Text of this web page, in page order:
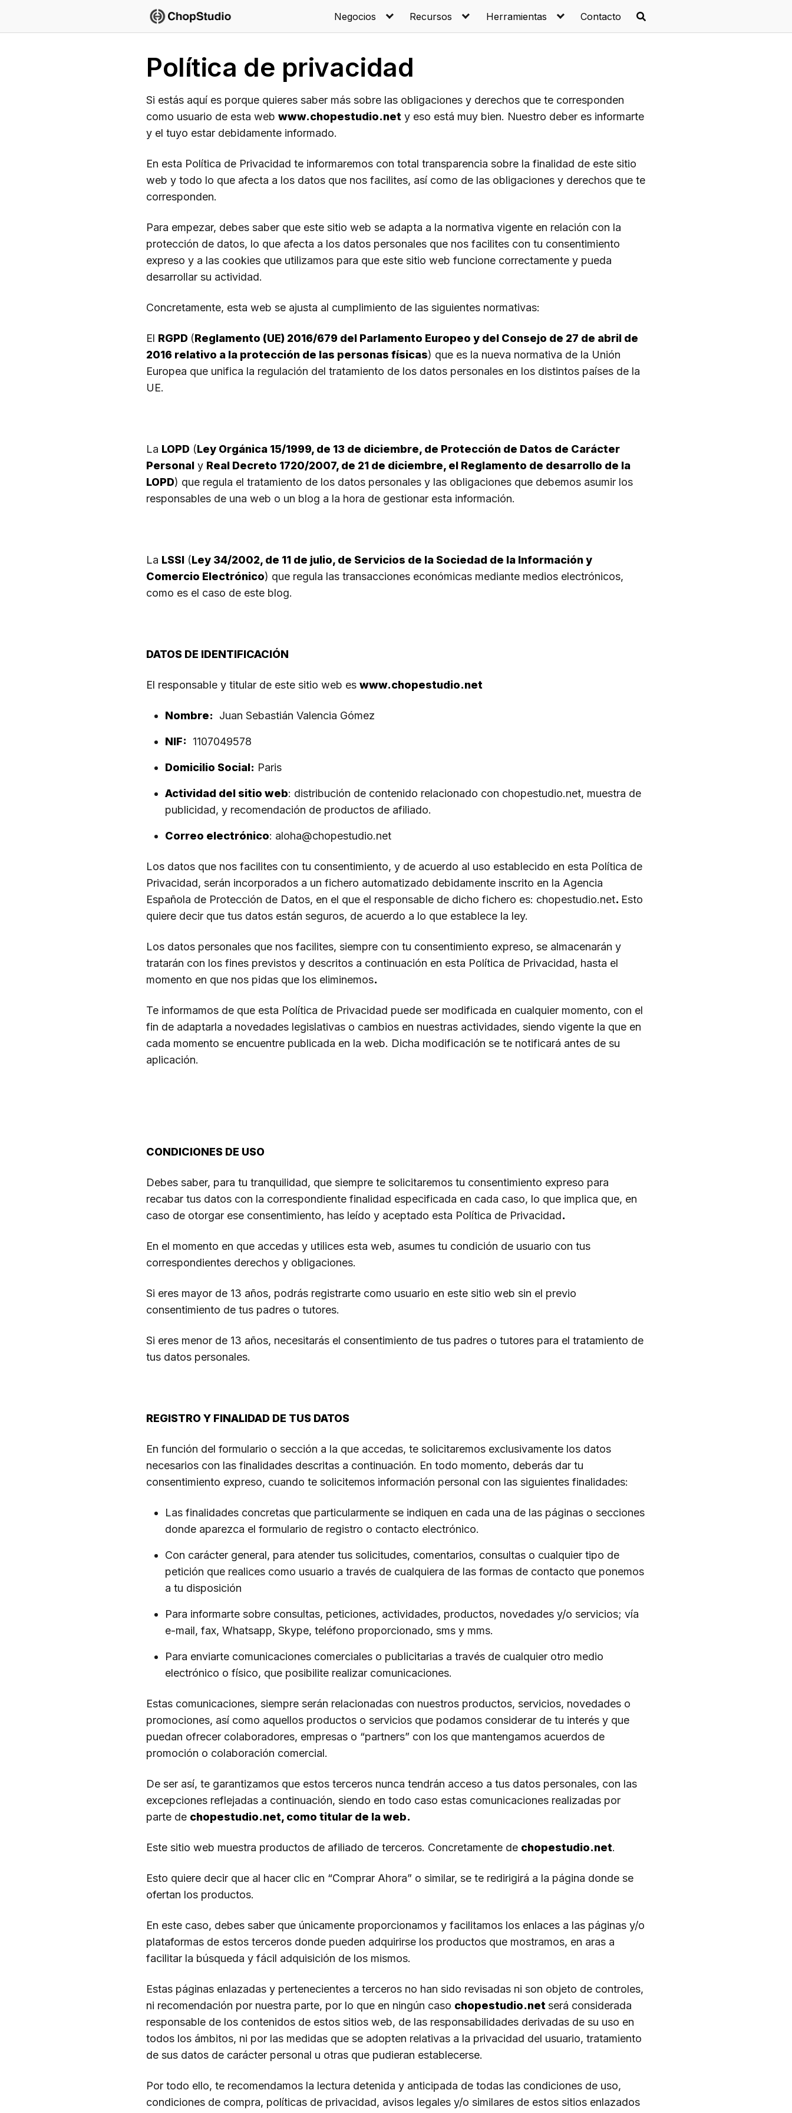
contenido
Negocios Recursos Herramientas Contacto
Política de privacidad
Si estás aquí es porque quieres saber más sobre las obligaciones y derechos que te corresponden
como usuario de esta web www.chopestudio.net y eso está muy bien. Nuestro deber es informarte
y el tuyo estar debidamente informado.
En esta Política de Privacidad te informaremos con total transparencia sobre la finalidad de este sitio
web y todo lo que afecta a los datos que nos facilites, así como de las obligaciones y derechos que te
corresponden.
Para empezar, debes saber que este sitio web se adapta a la normativa vigente en relación con la
protección de datos, lo que afecta a los datos personales que nos facilites con tu consentimiento
expreso y a las cookies que utilizamos para que este sitio web funcione correctamente y pueda
desarrollar su actividad.
Concretamente, esta web se ajusta al cumplimiento de las siguientes normativas:
El RGPD (Reglamento (UE) 2016/679 del Parlamento Europeo y del Consejo de 27 de abril de
2016 relativo a la protección de las personas físicas) que es la nueva normativa de la Unión
Europea que unifica la regulación del tratamiento de los datos personales en los distintos países de la
UE.
La LOPD (Ley Orgánica 15/1999, de 13 de diciembre, de Protección de Datos de Carácter
Personal y Real Decreto 1720/2007, de 21 de diciembre, el Reglamento de desarrollo de la
LOPD) que regula el tratamiento de los datos personales y las obligaciones que debemos asumir los
responsables de una web o un blog a la hora de gestionar esta información.
La LSSI (Ley 34/2002, de 11 de julio, de Servicios de la Sociedad de la Información y
Comercio Electrónico) que regula las transacciones económicas mediante medios electrónicos,
como es el caso de este blog.
DATOS DE IDENTIFICACIÓN
El responsable y titular de este sitio web es www.chopestudio.net
Nombre: Juan Sebastián Valencia Gómez
NIF: 1107049578
Domicilio Social: Paris
Actividad del sitio web: distribución de contenido relacionado con chopestudio.net, muestra de
publicidad, y recomendación de productos de afiliado.
Correo electrónico: aloha@chopestudio.net
Los datos que nos facilites con tu consentimiento, y de acuerdo al uso establecido en esta Política de
Privacidad, serán incorporados a un fichero automatizado debidamente inscrito en la Agencia
Española de Protección de Datos, en el que el responsable de dicho fichero es: chopestudio.net. Esto
quiere decir que tus datos están seguros, de acuerdo a lo que establece la ley.
Los datos personales que nos facilites, siempre con tu consentimiento expreso, se almacenarán y
tratarán con los fines previstos y descritos a continuación en esta Política de Privacidad, hasta el
momento en que nos pidas que los eliminemos.
Te informamos de que esta Política de Privacidad puede ser modificada en cualquier momento, con el
fin de adaptarla a novedades legislativas o cambios en nuestras actividades, siendo vigente la que en
cada momento se encuentre publicada en la web. Dicha modificación se te notificará antes de su
aplicación.
CONDICIONES DE USO
Debes saber, para tu tranquilidad, que siempre te solicitaremos tu consentimiento expreso para
recabar tus datos con la correspondiente finalidad especificada en cada caso, lo que implica que, en
caso de otorgar ese consentimiento, has leído y aceptado esta Política de Privacidad.
En el momento en que accedas y utilices esta web, asumes tu condición de usuario con tus
correspondientes derechos y obligaciones.
Si eres mayor de 13 años, podrás registrarte como usuario en este sitio web sin el previo
consentimiento de tus padres o tutores.
Si eres menor de 13 años, necesitarás el consentimiento de tus padres o tutores para el tratamiento de
tus datos personales.
REGISTRO Y FINALIDAD DE TUS DATOS
En función del formulario o sección a la que accedas, te solicitaremos exclusivamente los datos
necesarios con las finalidades descritas a continuación. En todo momento, deberás dar tu
consentimiento expreso, cuando te solicitemos información personal con las siguientes finalidades:
Las finalidades concretas que particularmente se indiquen en cada una de las páginas o secciones
donde aparezca el formulario de registro o contacto electrónico.
Con carácter general, para atender tus solicitudes, comentarios, consultas o cualquier tipo de
petición que realices como usuario a través de cualquiera de las formas de contacto que ponemos
a tu disposición
Para informarte sobre consultas, peticiones, actividades, productos, novedades y/o servicios; vía
e-mail, fax, Whatsapp, Skype, teléfono proporcionado, sms y mms.
Para enviarte comunicaciones comerciales o publicitarias a través de cualquier otro medio
electrónico o físico, que posibilite realizar comunicaciones.
Estas comunicaciones, siempre serán relacionadas con nuestros productos, servicios, novedades o
promociones, así como aquellos productos o servicios que podamos considerar de tu interés y que
puedan ofrecer colaboradores, empresas o “partners” con los que mantengamos acuerdos de
promoción o colaboración comercial.
De ser así, te garantizamos que estos terceros nunca tendrán acceso a tus datos personales, con las
excepciones reflejadas a continuación, siendo en todo caso estas comunicaciones realizadas por
parte de chopestudio.net, como titular de la web.
Este sitio web muestra productos de afiliado de terceros. Concretamente de chopestudio.net.
Esto quiere decir que al hacer clic en “Comprar Ahora” o similar, se te redirigirá a la página donde se
ofertan los productos.
En este caso, debes saber que únicamente proporcionamos y facilitamos los enlaces a las páginas y/o
plataformas de estos terceros donde pueden adquirirse los productos que mostramos, en aras a
facilitar la búsqueda y fácil adquisición de los mismos.
Estas páginas enlazadas y pertenecientes a terceros no han sido revisadas ni son objeto de controles,
ni recomendación por nuestra parte, por lo que en ningún caso chopestudio.net será considerada
responsable de los contenidos de estos sitios web, de las responsabilidades derivadas de su uso en
todos los ámbitos, ni por las medidas que se adopten relativas a la privacidad del usuario, tratamiento
de sus datos de carácter personal u otras que pudieran establecerse.
Por todo ello, te recomendamos la lectura detenida y anticipada de todas las condiciones de uso,
condiciones de compra, políticas de privacidad, avisos legales y/o similares de estos sitios enlazados